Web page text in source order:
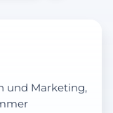
und Marketing,